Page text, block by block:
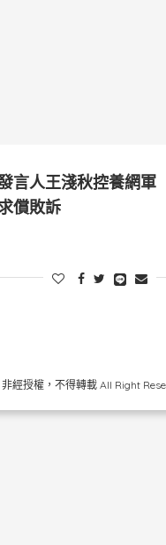
言人王淺秋控養網
償敗訴
經授權，不得轉載 All Right